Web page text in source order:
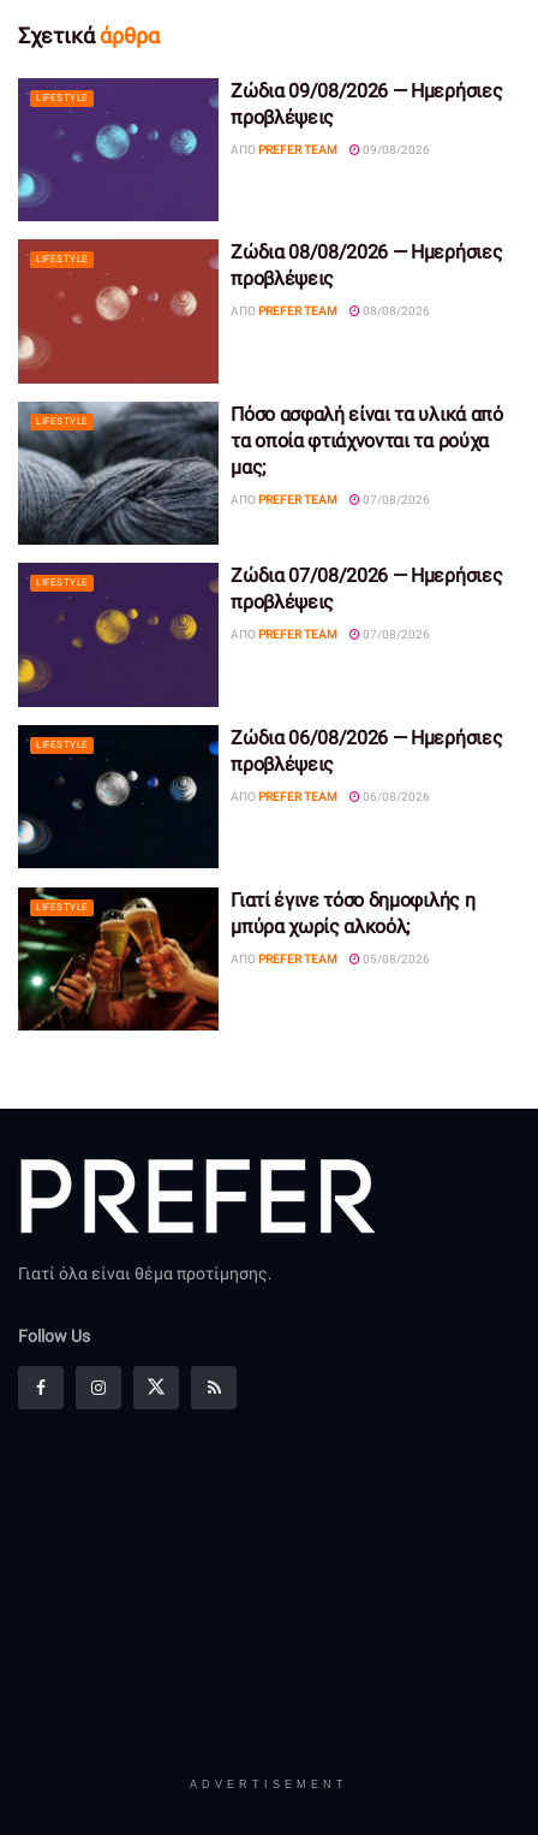
Σχετικάάρθρα
LIFESTYLE
Ζώδια 09/08/2026 — Ημερήσιες
προβλέψεις
ΑΠΌ PREFER TEAM 09/08/2026
LIFESTYLE
Ζώδια 08/08/2026 — Ημερήσιες
προβλέψεις
ΑΠΌ PREFER TEAM 08/08/2026
LIFESTYLE
Πόσο ασφαλή είναι τα υλικά από
τα οποία φτιάχνονται τα ρούχα
μας;
ΑΠΌ PREFER TEAM 07/08/2026
LIFESTYLE
Ζώδια 07/08/2026 — Ημερήσιες
προβλέψεις
ΑΠΌ PREFER TEAM 07/08/2026
LIFESTYLE
Ζώδια 06/08/2026 — Ημερήσιες
προβλέψεις
ΑΠΌ PREFER TEAM 06/08/2026
LIFESTYLE
Γιατί έγινε τόσο δημοφιλής η
μπύρα χωρίς αλκοόλ;
ΑΠΌ PREFER TEAM 05/08/2026
Γιατί όλα είναι θέμα προτίμησης.
Follow Us
ADVERTISEMENT